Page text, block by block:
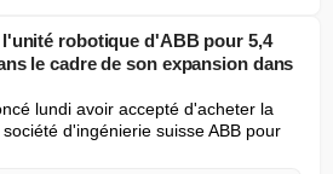
robotique d'ABB pour 5,4
le cadre de son expansion dans
lundi avoir accepté d'acheter la
d'ingénierie suisse ABB pour